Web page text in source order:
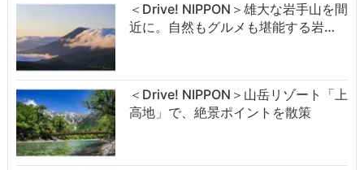
＜Drive! NIPPON＞雄大な岩手山を間
近に。自然もグルメも堪能する岩…
＜Drive! NIPPON＞山岳リゾート「上
高地」で、絶景ポイントを散策